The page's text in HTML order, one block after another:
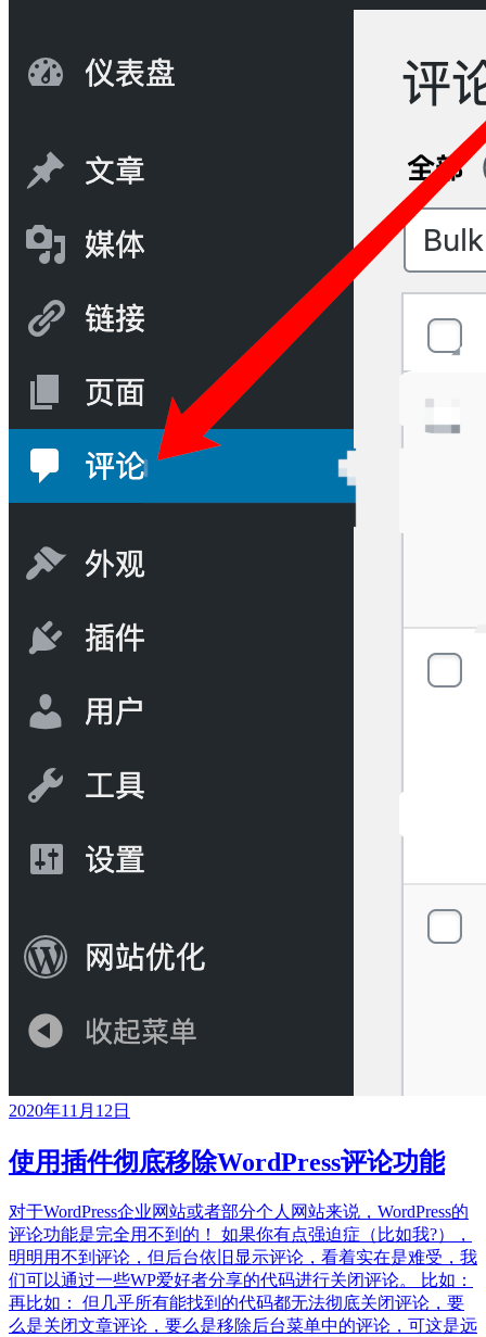
2020年11月12日
使用插件彻底移除WordPress评论功能
对于WordPress企业网站或者部分个人网站来说，WordPress的
评论功能是完全用不到的！ 如果你有点强迫症（比如我?），
明明用不到评论，但后台依旧显示评论，看着实在是难受，我
们可以通过一些WP爱好者分享的代码进行关闭评论。 比如：
再比如： 但几乎所有能找到的代码都无法彻底关闭评论，要
么是关闭文章评论，要么是移除后台菜单中的评论，可这是远